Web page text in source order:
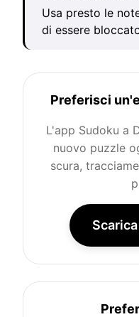
Usa presto le
di essere
Preferisci
L'app Sudoku a
nuovo puzzle
scura,